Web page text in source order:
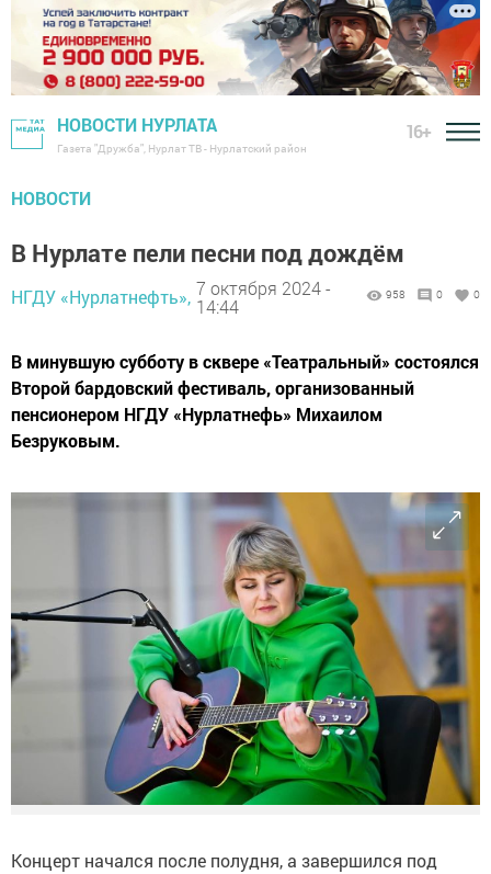
НОВОСТИ НУРЛАТА
Газета "Дружба", Нурлат ТВ - Нурлатский район
16+
НОВОСТИ
В Нурлате пели песни под дождём
НГДУ «Нурлатнефть», 7 октября 2024 -
14:44
958 0 0
В минувшую субботу в сквере «Театральный» состоялся
Второй бардовский фестиваль, организованный
пенсионером НГДУ «Нурлатнефь» Михаилом
Безруковым.
Концерт начался после полудня, а завершился под